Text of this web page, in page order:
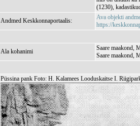
(1230),
Andmed Keskkonnaportaalis:
Ava objekti
https://
Ala kohanimi
Saare maakond,
Saare maakond,
Püssina pank Foto: H. Kalamees Looduskaitse I.